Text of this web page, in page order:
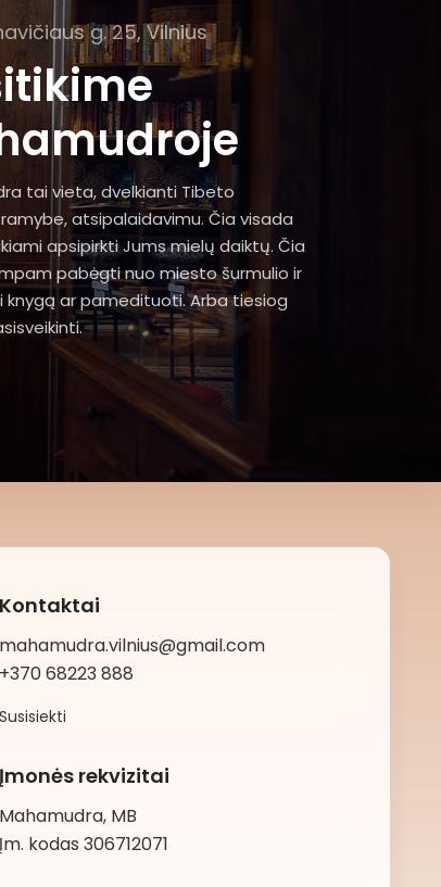
g. 25, Vilnius
tai vieta, dvelkianti Tibeto
atsipalaidavimu. Čia visada
apsipirkti Jums mielų daiktų. Čia
pabėgti nuo miesto šurmulio ir
knygą ar pamedituoti. Arba tiesiog
Kontaktai
mahamudra.vilnius@gmail.com
+370 68223 888
Susisiekti
Įmonės rekvizitai
Mahamudra, MB
Įm. kodas 306712071